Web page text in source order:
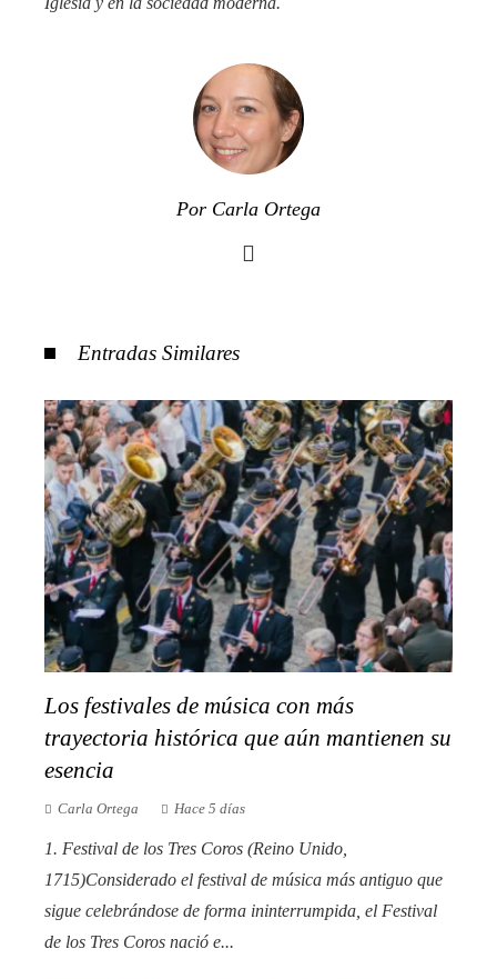
Por Carla Ortega
Entradas Similares
Los festivales de música con más
trayectoria histórica que aún mantienen su
esencia
Carla Ortega Hace 5 días
1. Festival de los Tres Coros (Reino Unido,
1715)Considerado el festival de música más antiguo que
sigue celebrándose de forma ininterrumpida, el Festival
de los Tres Coros nació e...